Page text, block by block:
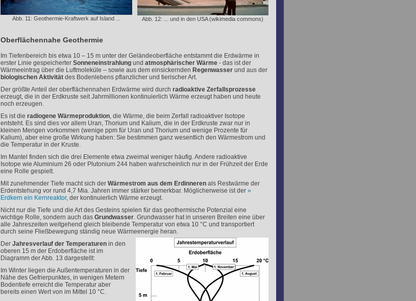
Abb. 11: Geothermie-Kraftwerk auf Island ... Abb. 12: ... und in den USA (wikimedia commons)
Oberflächennahe Geothermie
Im Tiefenbereich bis etwa 10 – 15 m unter der Geländeoberfläche entstammt die Erdwärme in
erster Linie gespeicherter Sonneneinstrahlungund atmosphärischer Wärme- das ist der
Wärmeeintrag über die Luftmoleküle – sowie aus dem einsickernden Regenwasserund aus der
biologischen Aktivitätdes Bodenlebens pflanzlicher und tierischer Art.
Der größte Anteil der oberflächennahen Erdwärme wird durch radioaktive Zerfallsprozesse
erzeugt, die in der Erdkruste seit Jahrmillionen kontinuierlich Wärme erzeugt haben und heute
noch erzeugen.
Es ist die radiogene Wärmeproduktion, die Wärme, die beim Zerfall radioaktiver Isotope
entsteht. Es sind dies vor allem Uran, Thorium und Kalium, die in der Erdkruste zwar nur in
kleinen Mengen vorkommen (wenige ppm für Uran und Thorium und wenige Prozente für
Kalium), aber eine große Wirkung haben: Sie bestimmen ganz wesentlich den Wärmestrom und
die Temperatur in der Kruste.
Im Mantel finden sich die drei Elemente etwa zweimal weniger häufig. Andere radioaktive
Isotope wie Aluminium 26 oder Plutonium 244 haben wahrscheinlich nur in der Frühzeit der Erde
eine Rolle gespielt.
Mit zunehmender Tiefe macht sich der Wärmestrom aus dem Erdinnerenals Restwärme der
Erdentstehung vor rund 4,7 Mia. Jahren immer stärker bemerkbar. Möglicherweise ist der
Erdkern ein Kernreaktor, der kontinuierlich Wärme erzeugt.
Nicht nur die Tiefe und die Art des Gesteins spielen für das geothermische Potenzial eine
wichtige Rolle, sondern auch das Grundwasser. Grundwasser hat in unseren Breiten eine über
alle Jahreszeiten weitgehend gleich bleibende Temperatur von etwa 10 °C und transportiert
durch seine Fließbewegung ständig neue Wärmeenergie heran.
Der Jahresverlauf der Temperaturenin den
oberen 15 m der Erdoberfläche ist im
Diagramm der Abb. 13 dargestellt:
Im Winter liegen die Außentemperaturen in der
Nähe des Gefrierpunktes, in wenigen Metern
Bodentiefe erreicht die Temperatur aber
bereits einen Wert von im Mittel 10 °C.